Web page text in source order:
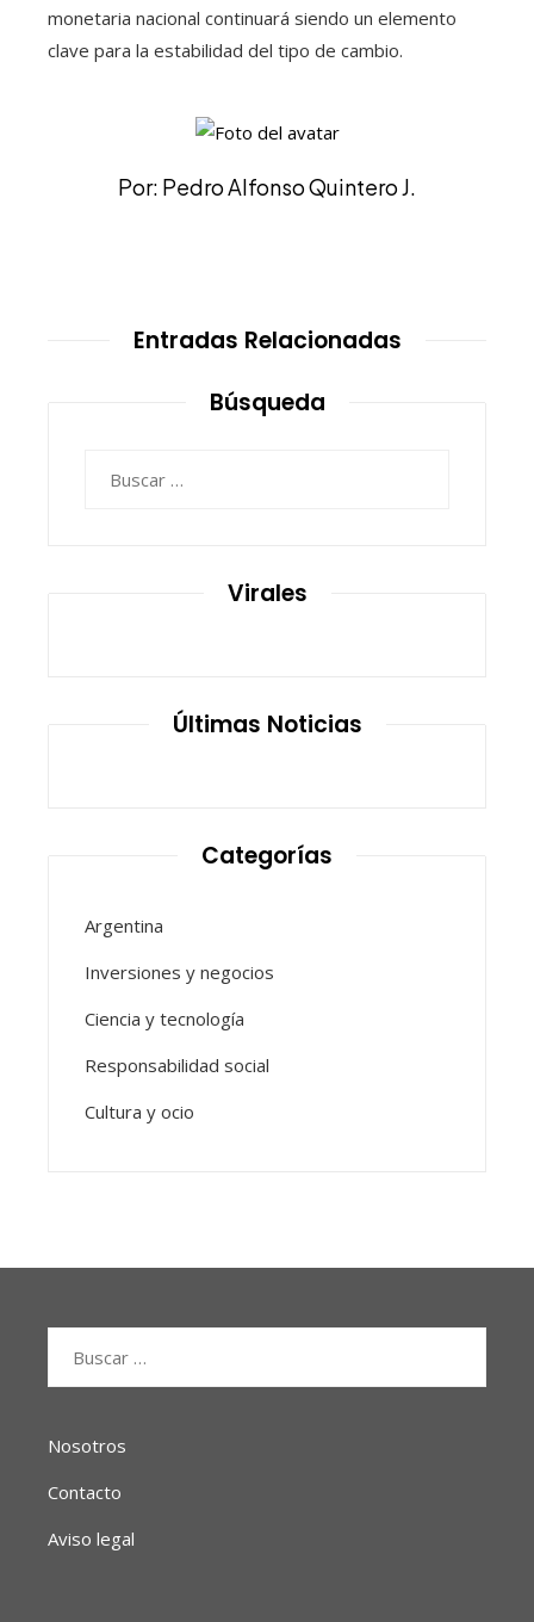
monetaria nacional continuará siendo un elemento
clave para la estabilidad del tipo de cambio.
Por: Pedro Alfonso Quintero J.
Entradas Relacionadas
Búsqueda
Virales
Últimas Noticias
Categorías
Argentina
Inversiones y negocios
Ciencia y tecnología
Responsabilidad social
Cultura y ocio
Nosotros
Contacto
Aviso legal